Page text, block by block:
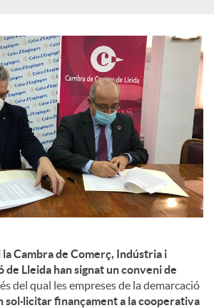
Cambra de Comerç, Indústria i
de Lleida han signat un conveni de
del qual les empreses de la demarcació
sol·licitar finançament a la cooperativa